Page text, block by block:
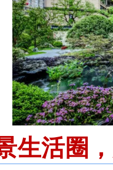
生活圈